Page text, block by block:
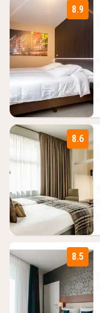
8.9
8.6
8.5